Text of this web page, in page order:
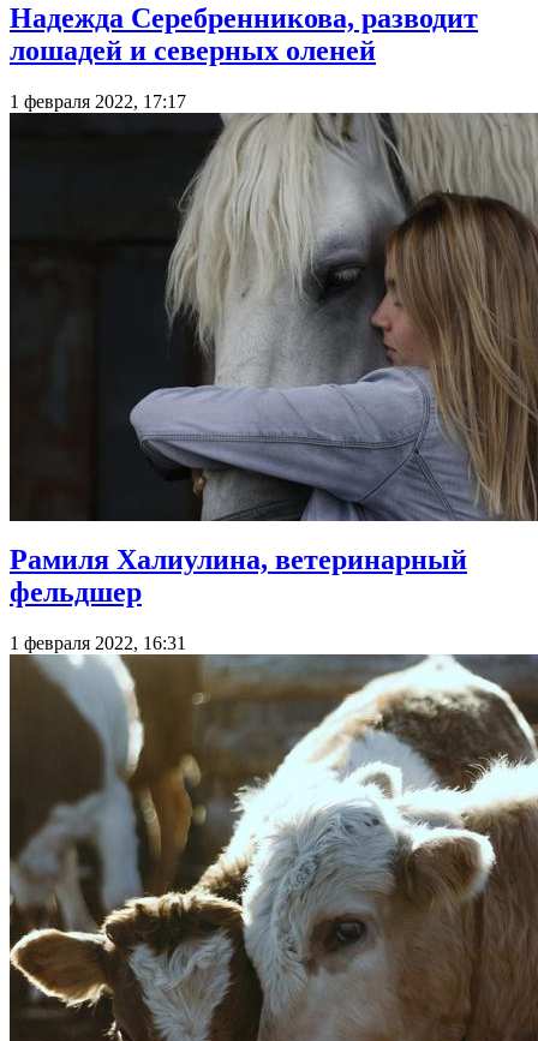
Надежда Серебренникова, разводит
лошадей и северных оленей
1 февраля 2022, 17:17
Рамиля Халиулина, ветеринарный
фельдшер
1 февраля 2022, 16:31